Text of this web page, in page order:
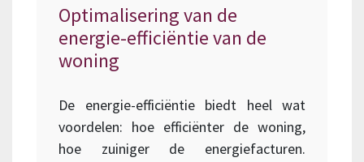
Optimalisering van de
energie-efficiëntie van de
woning
De energie-efficiëntie biedt heel wat
voordelen: hoe efficiënter de woning,
hoe zuiniger de energiefacturen.